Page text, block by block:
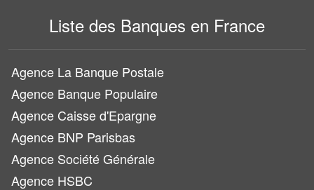
Liste des Banques en France
Agence La Banque Postale
Agence Banque Populaire
Agence Caisse d'Epargne
Agence BNP Parisbas
Agence Société Générale
Agence HSBC